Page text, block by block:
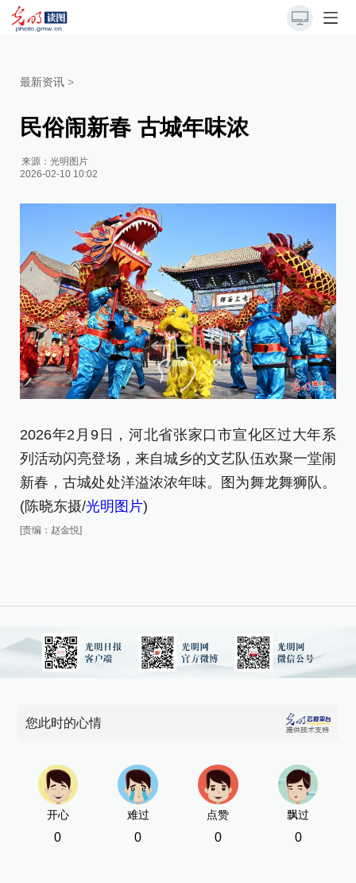
最新资讯 >
民俗闹新春 古城年味浓
来源：光明图片
2026-02-10 10:02
2026年2月9日，河北省张家口市宣化区过大年系
列活动闪亮登场，来自城乡的文艺队伍欢聚一堂闹
新春，古城处处洋溢浓浓年味。图为舞龙舞狮队。
(陈晓东摄/光明图片)
[责编：赵金悦]
您此时的心情
开心
0
难过
0
点赞
0
飘过
0